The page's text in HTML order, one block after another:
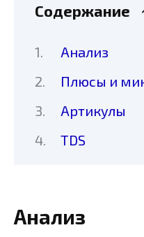
Содержание
Анализ
Плюсы и
Артикулы
TDS
Анализ